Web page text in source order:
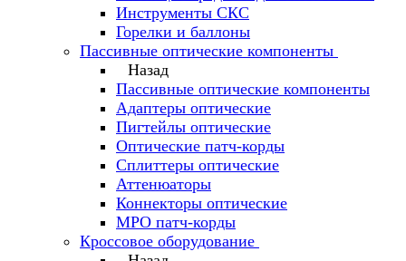
Инструменты СКС
Горелки и баллоны
Пассивные оптические компоненты
Назад
Пассивные оптические компоненты
Адаптеры оптические
Пигтейлы оптические
Оптические патч-корды
Сплиттеры оптические
Аттенюаторы
Коннекторы оптические
MPO патч-корды
Кроссовое оборудование